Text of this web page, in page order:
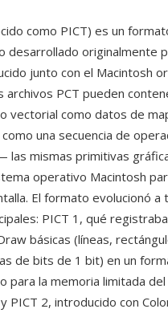
como PICT) es un
desarrollado originalmente
junto con el Macintosh
archivos PCT pueden
vectorial como datos de
una secuencia de
las mismas primitivas
operativo Macintosh
El formato evolucionó a
PICT 1, qué registraba
básicas (líneas,
de bits de 1 bit) en un
para la memoria limitada del
PICT 2, introducido con